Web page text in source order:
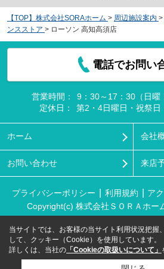
【TOP】株式会社SORAホーム > 周辺施設案内 >
ンスストア > ローソン 高知高須店
電話でお問い
営業時間：
9：30～17：30（日曜
定休日：
第2・4日曜日・祝祭日
ホーム 会社
お問い合わせ 来店
プライバシーポリシー 利用規約 ア
Copyright(c) 株式会社ＳＯＲＡホー
当サイトでは、お客様の当サイト利用状況把握
して、クッキー（Cookie）を使用しています。
詳しくは、当社の 「Cookieの取扱いについて」